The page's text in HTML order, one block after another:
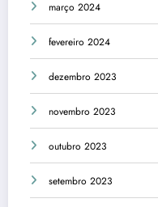
março 2024
fevereiro 2024
dezembro 2023
novembro 2023
outubro 2023
setembro 2023